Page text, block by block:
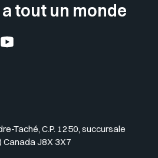
a tout un monde
l'UQO
(Twitter) de l'UQO
YouTube de l'UQO
Taché, C.P. 1250, succursale
Canada J8X 3X7